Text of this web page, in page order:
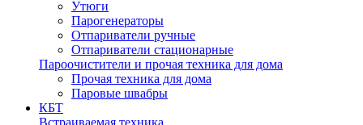
Утюги
Парогенераторы
Отпариватели ручные
Отпариватели стационарные
Пароочистители и прочая техника для дома
Прочая техника для дома
Паровые швабры
КБТ
Встраиваемая техника